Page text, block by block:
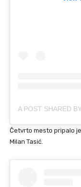
Četvrto mesto pripalo
Milan Tasić.